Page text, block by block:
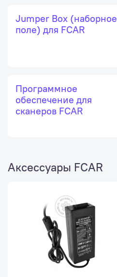
Jumper Box (наборное
поле) для FCAR
Программное
обеспечение для
сканеров FCAR
Аксессуары FCAR